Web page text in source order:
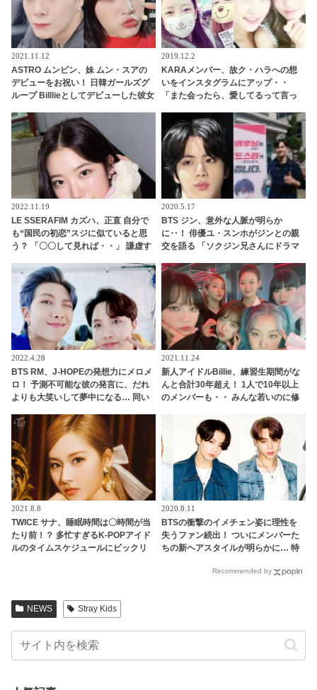
2021.11.12
ASTRO ムンビン、妹 ムン・スアの
デビューをお祝い！ 日韓ガールズグ
ループ Billlieとしてデビューした彼女
2019.12.2
KARAメンバー、故ク・ハラへの想
いをインスタグラムにアップ・・
「また会ったら、愛してるって言っ
2022.11.19
LE SSERAFIM カズハ、正直 自分で
も“国民の初恋”スジに似ていると思
う？ 「〇〇して見れば・・」 謙虚す
2020.5.17
BTS ジン、意外な人脈が明らか
に‥！ 俳優ユ・スンホがジンとの親
交を語る 「ソクジン兄さんにドラマ
外な交友関係はどのようにして生ま
れた・・？
2022.4.28
BTS RM、J-HOPEの発想力にメロメ
ロ！ 予測不可能な彼の発言に、だれ
よりも大笑いして夢中になる… 同い
るようなやりとりにファンも爆笑
2021.11.24
新人アイドルBillie、練習生期間がな
んと合計30年超え！ 1人で10年以上
のメンバーも・・ みんな若いのに修
ラ」10位キム・スヨンも合流へ
2021.8.8
TWICE サナ、睡眠時間は〇時間が当
たり前！？ 多忙すぎるK-POPアイド
ルのタイムスケジュールにビックリ
2020.8.11
BTSの衝撃のイメチェン姿に理性を
失うファン続出！ ついにメンバーた
ちの新ヘアスタイルが明らかに… 特
レンドを席巻＆新記録を樹立
Recommended by
NEWS Stray Kids